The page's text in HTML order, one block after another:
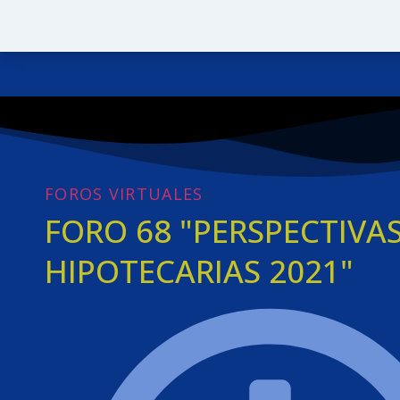
FOROS VIRTUALES :
FORO 68
HIPOTECARIAS 2021"